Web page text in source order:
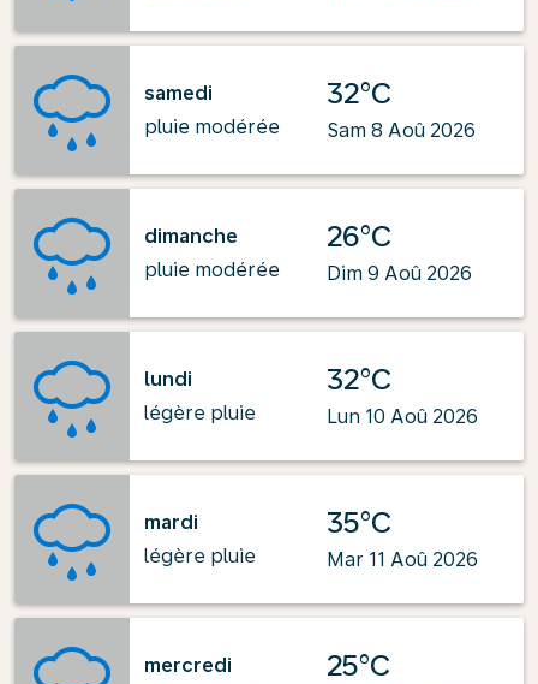
samedi
pluie modérée
32°C
Sam 8 Aoû 2026
dimanche
pluie modérée
26°C
Dim 9 Aoû 2026
lundi
légère pluie
32°C
Lun 10 Aoû 2026
mardi
légère pluie
35°C
Mar 11 Aoû 2026
mercredi
25°C